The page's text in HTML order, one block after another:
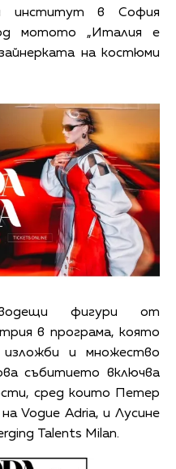
институт в София
мотото „Италия е
на костюми
фигури от
в програма, която
и множество
събитието включва
сред които Петер
Vogue Adria, и Лусине
Talents Milan.